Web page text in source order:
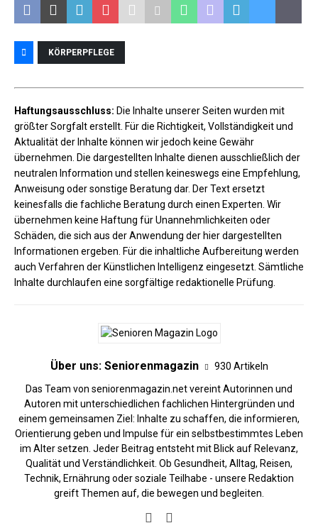
KÖRPERPFLEGE
Haftungsausschluss: Die Inhalte unserer Seiten wurden mit
größter Sorgfalt erstellt. Für die Richtigkeit, Vollständigkeit und
Aktualität der Inhalte können wir jedoch keine Gewähr
übernehmen. Die dargestellten Inhalte dienen ausschließlich der
neutralen Information und stellen keineswegs eine Empfehlung,
Anweisung oder sonstige Beratung dar. Der Text ersetzt
keinesfalls die fachliche Beratung durch einen Experten. Wir
übernehmen keine Haftung für Unannehmlichkeiten oder
Schäden, die sich aus der Anwendung der hier dargestellten
Informationen ergeben. Für die inhaltliche Aufbereitung werden
auch Verfahren der Künstlichen Intelligenz eingesetzt. Sämtliche
Inhalte durchlaufen eine sorgfältige redaktionelle Prüfung.
Über uns: Seniorenmagazin 930 Artikeln
Das Team von seniorenmagazin.net vereint Autorinnen und
Autoren mit unterschiedlichen fachlichen Hintergründen und
einem gemeinsamen Ziel: Inhalte zu schaffen, die informieren,
Orientierung geben und Impulse für ein selbstbestimmtes Leben
im Alter setzen. Jeder Beitrag entsteht mit Blick auf Relevanz,
Qualität und Verständlichkeit. Ob Gesundheit, Alltag, Reisen,
Technik, Ernährung oder soziale Teilhabe - unsere Redaktion
greift Themen auf, die bewegen und begleiten.